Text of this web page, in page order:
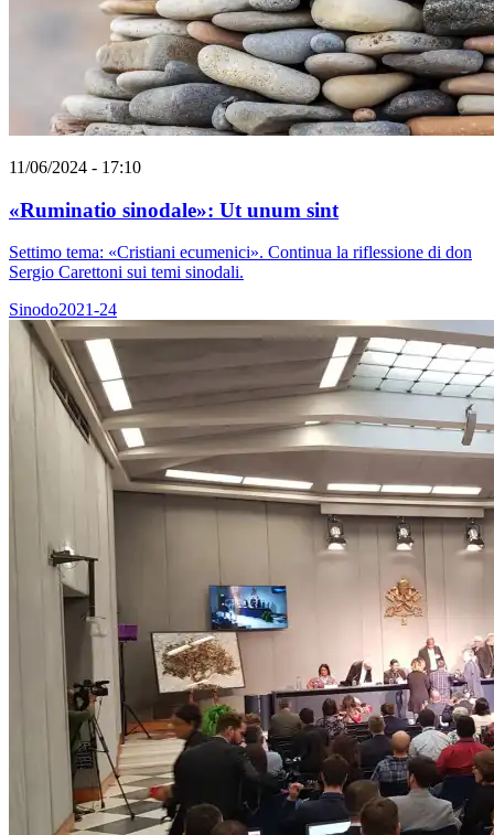
11/06/2024 - 17:10
«Ruminatio sinodale»: Ut unum sint
Settimo tema: «Cristiani ecumenici». Continua la riflessione di don
Sergio Carettoni sui temi sinodali.
Sinodo2021-24